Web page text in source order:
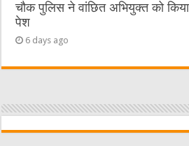
चौक पुलिस ने वांछित अभियुक्त को किया
पेश
6 days ago